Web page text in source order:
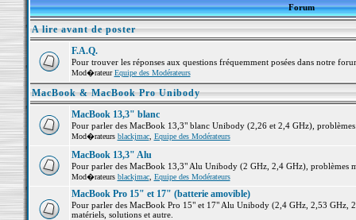
Forum
A lire avant de poster
F.A.Q.
Pour trouver les réponses aux questions fréquemment posées dans notre
Mod�rateurEquipe des Modérateurs
MacBook & MacBook Pro Unibody
MacBook 13,3" blanc
Pour parler des MacBook 13,3" blanc Unibody (2,26 et 2,4 GHz),
Mod�rateurs blackjmac, Equipe des Modérateurs
MacBook 13,3" Alu
Pour parler des MacBook 13,3" Alu Unibody (2 GHz, 2,4 GHz), problèmes
Mod�rateurs blackjmac, Equipe des Modérateurs
MacBook Pro 15" et 17" (batterie amovible)
Pour parler des MacBook Pro 15" et 17" Alu Unibody (2,4 GHz, 2,53 GHz,
matériels, solutions et autre.